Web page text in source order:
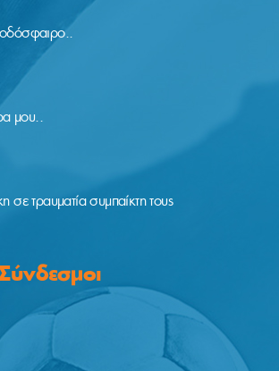
μου..
σε τραυματία συμπαίκτη τους